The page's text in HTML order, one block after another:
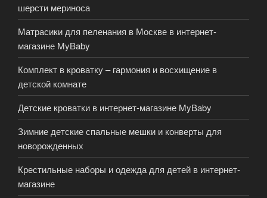
шерсти мериноса
Матрасики для пеленания в Москве в интернет-
магазине MyBaby
Комплект в кроватку – гармония и восхищение в
детской комнате
Детские кроватки в интернет-магазине MyBaby
Зимние детские спальные мешки и конверты для
новорожденных
Крестильные наборы и одежда для детей в интернет-
магазине